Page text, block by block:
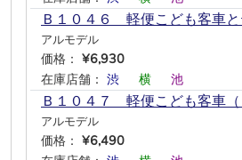
Ｂ１０４６ 軽便こども客車
アルモデル
価格： ¥6,930
在庫店舗： 渋 横 池
Ｂ１０４７ 軽便こども客車（
アルモデル
価格： ¥6,490